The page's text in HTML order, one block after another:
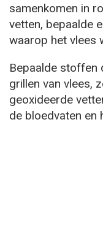
samenkomen in
vetten, bepaalde
waarop het vlees
Bepaalde stoffen
grillen van vlees,
geoxideerde
de bloedvaten en